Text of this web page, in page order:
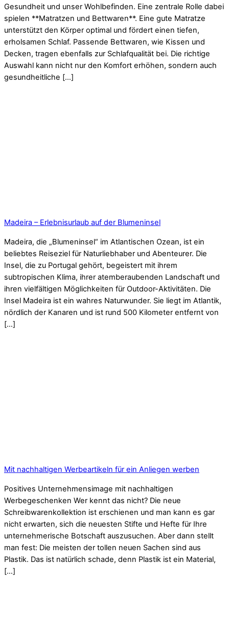
Gesundheit und unser Wohlbefinden. Eine zentrale Rolle dabei
spielen **Matratzen und Bettwaren**. Eine gute Matratze
unterstützt den Körper optimal und fördert einen tiefen,
erholsamen Schlaf. Passende Bettwaren, wie Kissen und
Decken, tragen ebenfalls zur Schlafqualität bei. Die richtige
Auswahl kann nicht nur den Komfort erhöhen, sondern auch
gesundheitliche […]
Madeira – Erlebnisurlaub auf der Blumeninsel
Madeira, die „Blumeninsel“ im Atlantischen Ozean, ist ein
beliebtes Reiseziel für Naturliebhaber und Abenteurer. Die
Insel, die zu Portugal gehört, begeistert mit ihrem
subtropischen Klima, ihrer atemberaubenden Landschaft und
ihren vielfältigen Möglichkeiten für Outdoor-Aktivitäten. Die
Insel Madeira ist ein wahres Naturwunder. Sie liegt im Atlantik,
nördlich der Kanaren und ist rund 500 Kilometer entfernt von
[…]
Mit nachhaltigen Werbeartikeln für ein Anliegen werben
Positives Unternehmensimage mit nachhaltigen
Werbegeschenken Wer kennt das nicht? Die neue
Schreibwarenkollektion ist erschienen und man kann es gar
nicht erwarten, sich die neuesten Stifte und Hefte für Ihre
unternehmerische Botschaft auszusuchen. Aber dann stellt
man fest: Die meisten der tollen neuen Sachen sind aus
Plastik. Das ist natürlich schade, denn Plastik ist ein Material,
[…]